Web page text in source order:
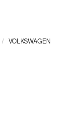
VOLKSWAGEN